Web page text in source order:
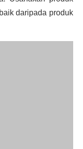
daripada produk